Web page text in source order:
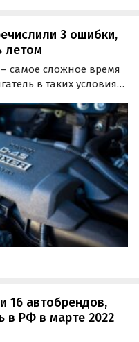
3 ошибки,
летом
самое сложное время
в таких условиях
распространенных
мотор в летний
16 автобрендов,
в РФ в марте 2022